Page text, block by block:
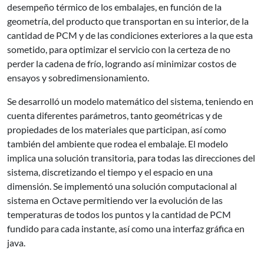
desempeño térmico de los embalajes, en función de la
geometría, del producto que transportan en su interior, de la
cantidad de PCM y de las condiciones exteriores a la que esta
sometido, para optimizar el servicio con la certeza de no
perder la cadena de frío, logrando así minimizar costos de
ensayos y sobredimensionamiento.
Se desarrolló un modelo matemático del sistema, teniendo en
cuenta diferentes parámetros, tanto geométricas y de
propiedades de los materiales que participan, así como
también del ambiente que rodea el embalaje. El modelo
implica una solución transitoria, para todas las direcciones del
sistema, discretizando el tiempo y el espacio en una
dimensión. Se implementó una solución computacional al
sistema en Octave permitiendo ver la evolución de las
temperaturas de todos los puntos y la cantidad de PCM
fundido para cada instante, así como una interfaz gráfica en
java.